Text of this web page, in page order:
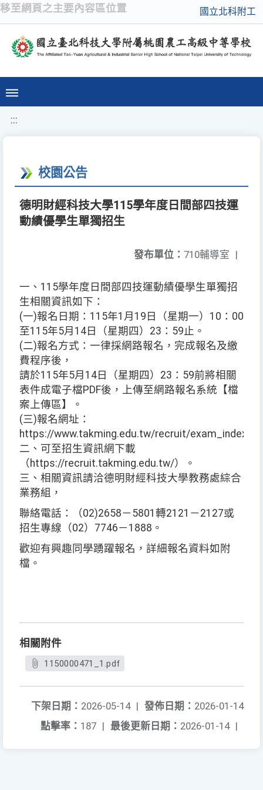
移至網頁之主要內容區位置 國立北科附工
:::
校園公告
德明財經科技大學115學年度日間部四技運
動績優學生單獨招生
發布單位： 710輔導室 |
一、115學年度日間部四技運動績優學生單獨招
生相關資訊如下：
(一)報名日期：115年1月19日（星期一）10：00
至115年5月14日（星期四）23：59止。
(二)報名方式：一律採網路報名，完成報名及繳
費程序後，
請於115年5月14日（星期四）23：59前將相關
表件成電子檔PDF後，上傳至網路報名系統【檔
案上傳區】。
(三)報名網址：
https://www.takming.edu.tw/recruit/
二、可至招生資訊網下載
（https://recruit.takming.edu.tw/）。
三、相關資訊請洽德明財經科技大學教務處綜合
業務組，
聯絡電話：（02)2658－5801轉2121－2127或
招生專線（02）7746－1888。
歡迎有興趣同學踴躍報名，詳細報名資料如附
檔。
相關附件
1150000471_1.pdf
發佈日期： 2026-01-14
下架日期： 2026-05-14 |
最後更新日期： 2026-01-14 |
點擊率： 187 |